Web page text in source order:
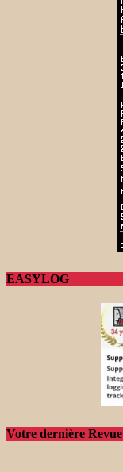
EASYLOG
Votre dernière Revue